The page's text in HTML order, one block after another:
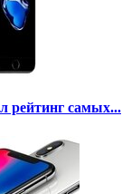
рейтинг самых...